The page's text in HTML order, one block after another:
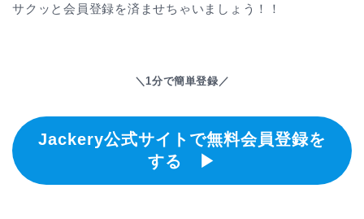
サクッと会員登録を済ませちゃいましょう！！
＼1分で簡単登録／
Jackery公式サイトで無料会員登録を
する ▶